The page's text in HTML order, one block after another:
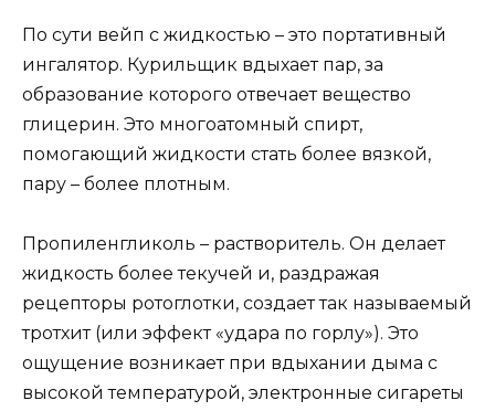
По сути вейп с жидкостью – это портативный
ингалятор. Курильщик вдыхает пар, за
образование которого отвечает вещество
глицерин. Это многоатомный спирт,
помогающий жидкости стать более вязкой,
пару – более плотным.
Пропиленгликоль – растворитель. Он делает
жидкость более текучей и, раздражая
рецепторы ротоглотки, создает так называемый
тротхит (или эффект «удара по горлу»). Это
ощущение возникает при вдыхании дыма с
высокой температурой, электронные сигареты